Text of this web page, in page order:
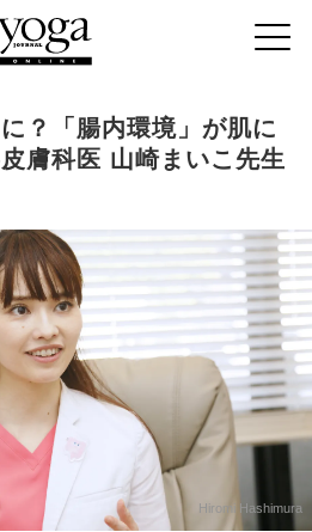
？「腸内環境」が肌に
膚科医 山崎まいこ先生
Hiromi Hashimura